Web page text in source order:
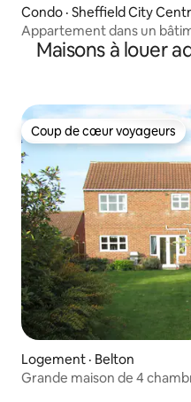
Condo · Sheffield City
Appartement dans un
centre-ville
Maisons à louer
Coup de cœur voyageurs
Coup de cœur voyageurs
Logement · Belton
Grande maison de 4